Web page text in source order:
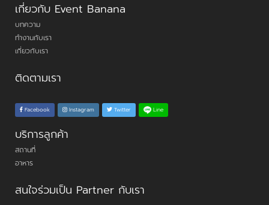
เกี่ยวกับ Event Banana
บทความ
ทำงานกับเรา
เกี่ยวกับเรา
ติดตามเรา
Facebook Instagram Twitter Line
บริการลูกค้า
สถานที่
อาหาร
สนใจร่วมเป็น Partner กับเรา